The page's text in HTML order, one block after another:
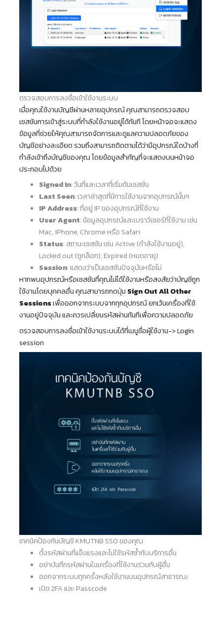
ตรวจสอบการลงชื่อเข้าใช้งานระบบ
เมื่อคุณใช้งานบัญชีผ่านหลายอุปกรณ์ คุณสามารถตรวจสอบ
เซสชันการเข้าสู่ระบบที่กำลังใช้งานอยู่ได้ทันที โดยหน้าจอจะแสดง
ข้อมูลที่ช่วยให้คุณสามารถจัดการและดูแลความปลอดภัยของ
บัญชีอย่างละเอียด รวมถึงสามารถติดตามได้ว่ามีอุปกรณ์ใดบ้างที่
กำลังเข้าถึงบัญชีของคุณ โดยข้อมูลสำคัญที่จะแสดงบนหน้าจอ
ประกอบไปด้วย
Signed In: วันที่และเวลาที่เริ่มต้นเซสชัน
Last Seen: เวลาล่าสุดที่มีการใช้งานจากอุปกรณ์นั้นๆ
IP Address: ที่อยู่ IP ของอุปกรณ์ที่ใช้งาน
User Agent: ข้อมูลอุปกรณ์และเบราว์เซอร์ที่ใช้งาน เช่น
Mac, iPhone, Chrome หรือ Safari
Status: สถานะเซสชัน เช่น Active (กำลังใช้งานอยู่),
Locked out (ถูกล็อก), Expired (หมดอายุ)
Session: แสดงว่าเป็นเซสชันปัจจุบันหรือไม่
หากพบอุปกรณ์หรือเซสชันที่คุณไม่ได้ใช้งานหรือสงสัยว่าบัญชีถูก
ใช้งานโดยบุคคลอื่น คุณสามารถกดปุ่ม Sign Out All Other
Sessionsเพื่อออกจากระบบจากทุกอุปกรณ์ ยกเว้นเครื่องที่ใช้
งานอยู่ปัจจุบัน และควรเปลี่ยนรหัสผ่านทันทีเพื่อความปลอดภัย
ตรวจสอบการลงชื่อเข้าใช้งานระบบได้ที่เมนูชื่อผู้ใช้งาน-> Login
session
เทคนิคป้องกันบัญชี KMUTNB SSO ของคุณ
ตั้งรหัสผ่านที่แข็งแรงและไม่ใช้รหัสซ้ำกับบริการอื่น
อย่าบันทึกรหัสผ่านในเครื่องที่ใช้งานร่วมกับผู้อื่น
ออกจากระบบทุกครั้งหลังใช้งานบนอุปกรณ์สาธารณะ
เปิด 2FA และ Passcode